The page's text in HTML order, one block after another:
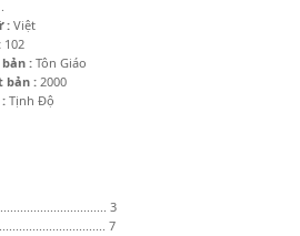
.
: Việt
102
: Tôn Giáo
bản : 2000
Tịnh Độ
3
7